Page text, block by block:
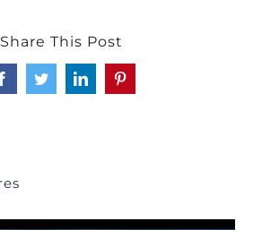
Share This Post
FacebookTwitterLinkedIn